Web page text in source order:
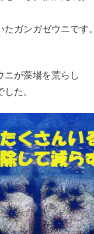
ガンガゼウニです。
ニが藻場を荒らし
た。